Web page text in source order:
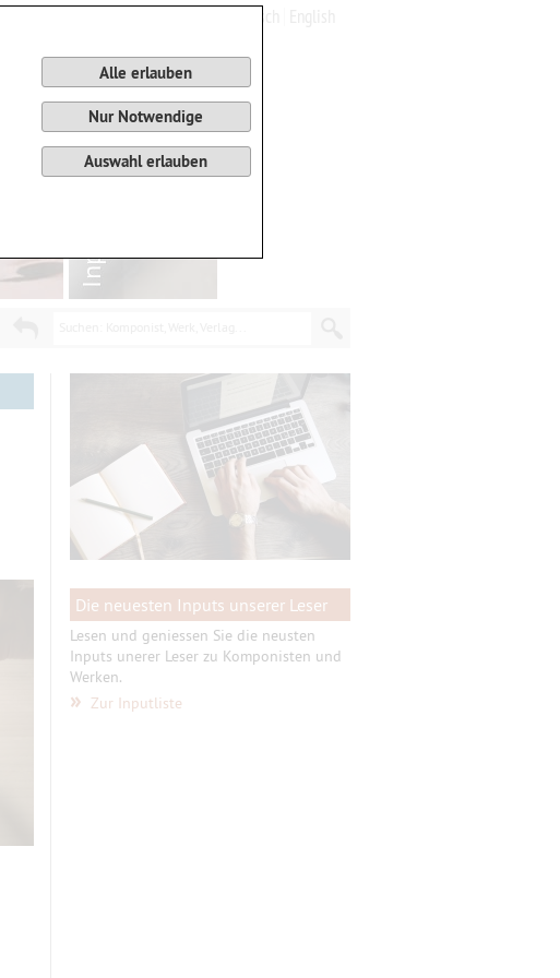
Die neuesten Inputs unserer Leser
Lesen und geniessen Sie die neusten
Inputs unerer Leser zu Komponisten und
Werken.
» Zur Inputliste
Alle erlauben
Nur Notwendige
Auswahl erlauben